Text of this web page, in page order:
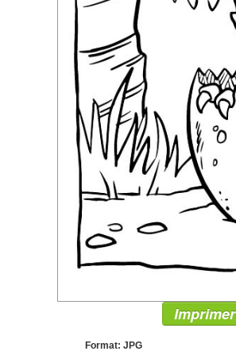
Imprimer
Format: JPG